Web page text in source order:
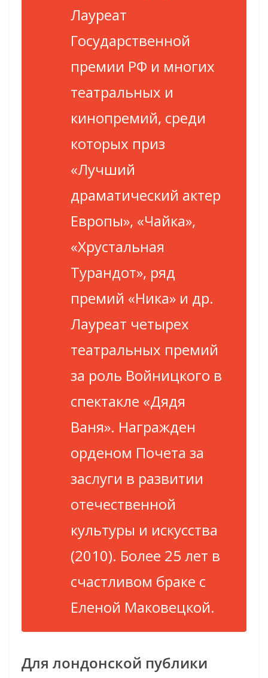
Лауреат
Государственной
премии РФ и многих
театральных и
кинопремий, среди
которых приз
«Лучший
драматический актер
Европы», «Чайка»,
«Хрустальная
Турандот», ряд
премий «Ника» и др.
Лауреат четырех
театральных премий
за роль Войницкого в
спектакле «Дядя
Ваня». Награжден
орденом Почета за
заслуги в развитии
отечественной
культуры и искусства
(2010). Более 25 лет в
счастливом браке с
Еленой Маковецкой.
Для лондонской публики